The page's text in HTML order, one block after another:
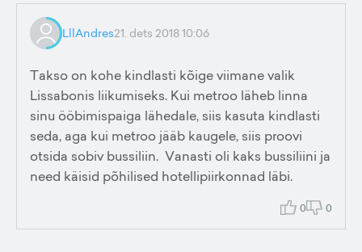
LllAndres21. dets 2018 10:06
Takso on kohe kindlasti kõige viimane valik
Lissabonis liikumiseks. Kui metroo läheb linna
sinu ööbimispaiga lähedale, siis kasuta kindlasti
seda, aga kui metroo jääb kaugele, siis proovi
otsida sobiv bussiliin. Vanasti oli kaks bussiliini ja
need käisid põhilised hotellipiirkonnad läbi.
0 0